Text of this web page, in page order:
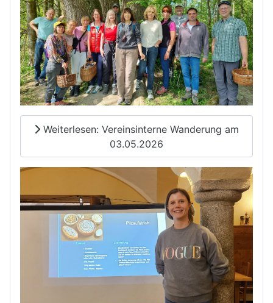
Weiterlesen: Vereinsinterne Wanderung am
03.05.2026